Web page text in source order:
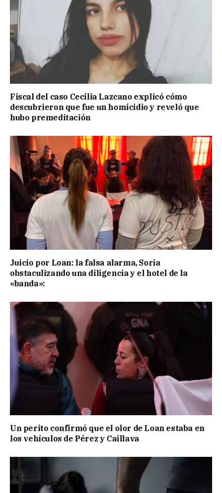
Fiscal del caso Cecilia Lazcano explicó cómo
descubrieron que fue un homicidio y reveló que
hubo premeditación
Juicio por Loan: la falsa alarma, Soria
obstaculizando una diligencia y el hotel de la
«banda»:
Un perito confirmó que el olor de Loan estaba en
los vehículos de Pérez y Caillava